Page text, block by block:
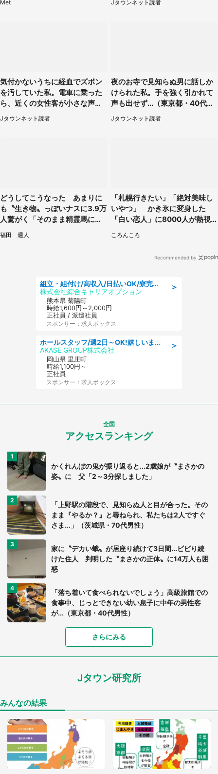
Met
性）
Jタウンネット読者
気付かないうちに経血でズボン
を汚していた私。電車に乗った
ら、近くの女性客が小さな声で
（千葉県・10代女性）
Jタウンネット読者
夜のお寺で見知らぬ男に話しか
けられた私。手を強く引かれて
声も出せず...（東京都・40代女
Jタウンネット読者
どうしてこうなった あまりに
も〝生き物〟っぽいナスに3.9万
人驚がく「そのまま精霊馬に使
えそう」
福田 週人
「札幌行きたい」「絶対美味し
いやつ」 かき氷に変身した
「白い恋人」に8000人が熱視
ころんころ
Recommended by
＞
組立・組付け/高収入/日払いOK/寮完備/交替制/20・30・40代活躍中
株式会社綜合キャリアオプション
熊本県 菊陽町
時給1,600円～2,000円
正社員 / 派遣社員
スポンサー：求人ボックス
＞
ホールスタッフ/週2日～OK!嬉しいまかない付き/岡山県/浅口郡里庄町
AKASE GROUP株式会社
岡山県 里庄町
時給1,100円～
正社員
スポンサー：求人ボックス
全国
アクセスランキング
かくれんぼの鬼が振り返ると...2歳娘が〝まさかの
姿〟に 父「2～3分探しました」
「上野駅の階段で、見知らぬ人と目が合った。その
まま『やるか？』と尋ねられ、私たちは2人ですぐ
さま...」（茨城県・70代男性）
家に〝デカい蛾〟が居座り続けて3日間...ビビり続
けた住人 判明した〝まさかの正体〟に14万人も困
惑
「落ち着いて食べられないでしょう」高級旅館での
食事中、じっとできない幼い息子に中年の男性客
が...（東京都・40代男性）
「富豪すぎ」1歳息子の〝店頭駄々こね〟の内容に1.
7万人驚がく 「お菓子売り場ならまだしも...」「ハ
ードル高い」
あまりにも四角すぎる猫、激写される 「これもう
「閉所恐怖症の私は新幹線で大パニック。隣席の青
年に『手を繋いで』とお願いしたら...」 体験談に
8万人感動
さらにみる
Jタウン研究所
みんなの結果